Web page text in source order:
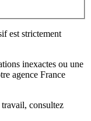
est strictement
inexactes ou une
agence France
, consultez